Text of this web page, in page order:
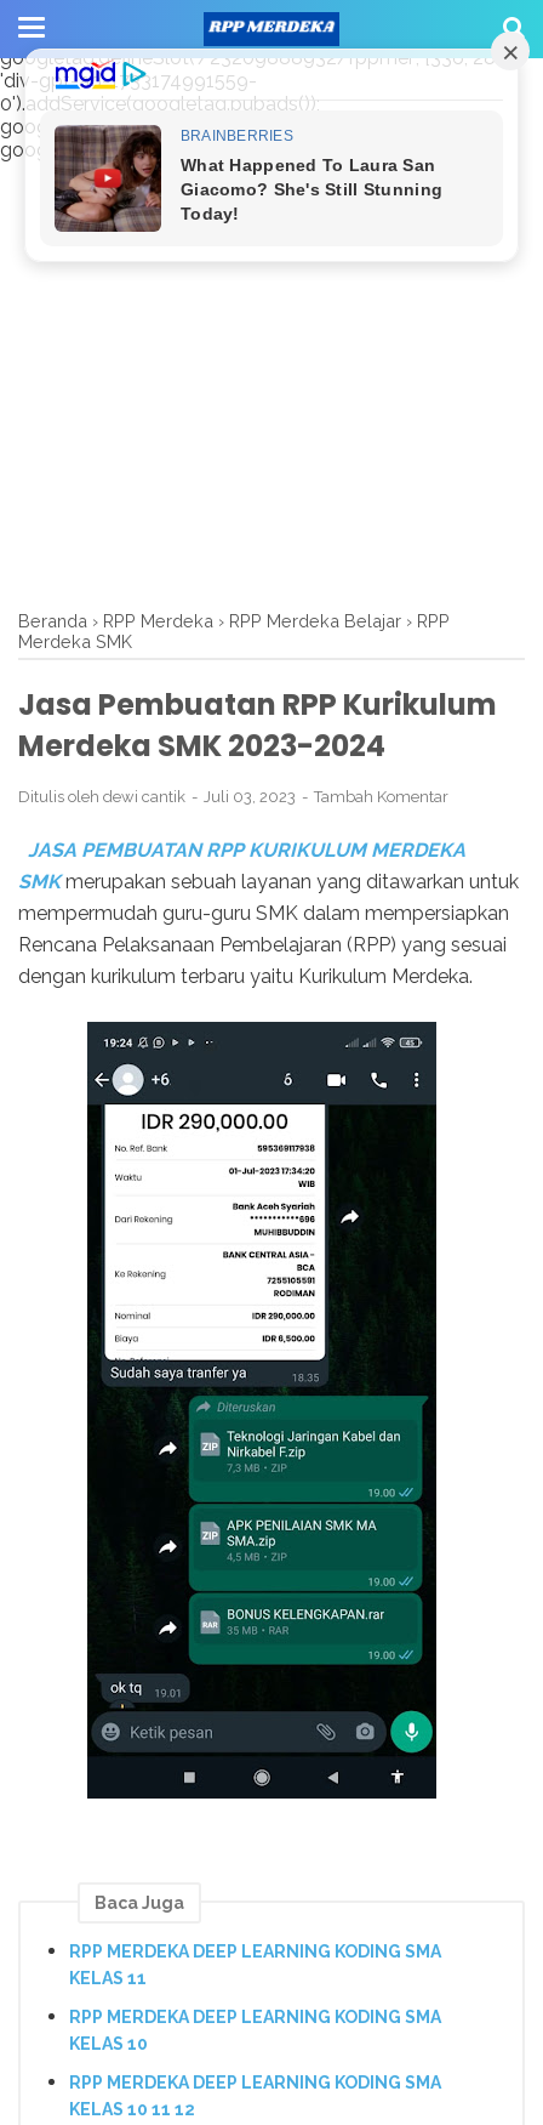
window.googletag = window.googletag || {cmd: []};
googletag.cmd.push(function() {
googletag.defineSlot('/23209888932/rppmer', [336, 280],
'div-gpt-ad-1733174991559-
0').addService(googletag.pubads());
googletag.pubads().enableSingleRequest();
googletag.enableServices(); });
Beranda › RPP Merdeka › RPP Merdeka Belajar › RPP
Merdeka SMK
Jasa Pembuatan RPP Kurikulum
Merdeka SMK 2023-2024
Ditulis oleh dewi cantik Juli 03, 2023 Tambah Komentar
JASA PEMBUATAN RPP KURIKULUM MERDEKA
SMKmerupakan sebuah layanan yang ditawarkan untuk
mempermudah guru-guru SMK dalam mempersiapkan
Rencana Pelaksanaan Pembelajaran (RPP) yang sesuai
dengan kurikulum terbaru yaitu Kurikulum Merdeka.
Baca Juga
RPP MERDEKA DEEP LEARNING KODING SMA
KELAS 11
RPP MERDEKA DEEP LEARNING KODING SMA
KELAS 10
RPP MERDEKA DEEP LEARNING KODING SMA
KELAS 10 11 12